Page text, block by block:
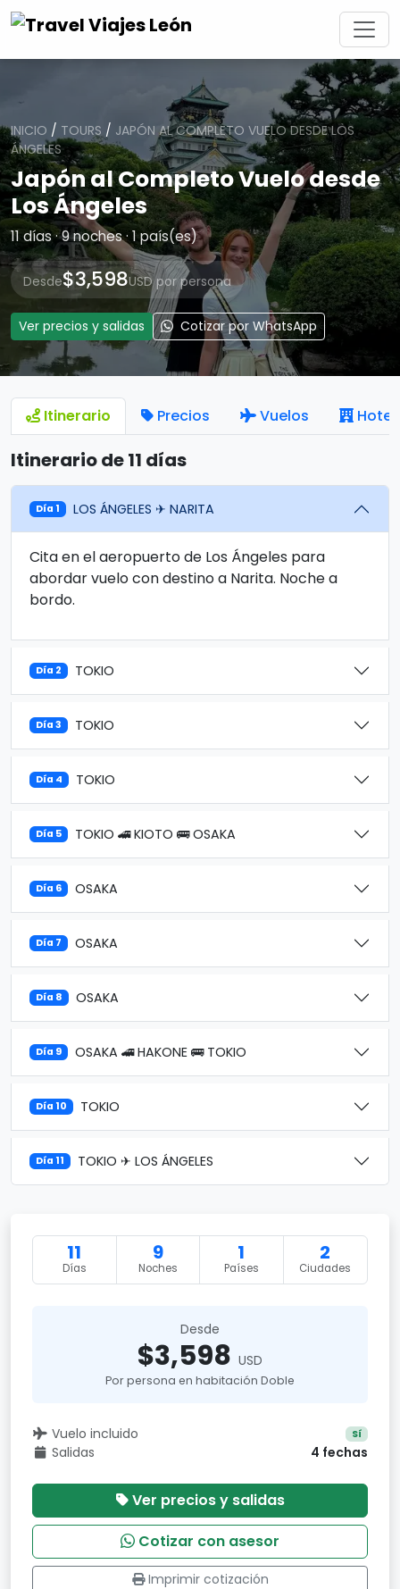
INICIO / TOURS / JAPÓN AL COMPLETO VUELO DESDE LOS
ÁNGELES
Japón al Completo Vuelo desde
Los Ángeles
11 días · 9 noches · 1 país(es)
Desde$3,598USD por persona
Ver precios y salidas Cotizar por WhatsApp
Itinerario Precios Vuelos
Itinerario de 11 días
Día 1 LOS ÁNGELES ✈ NARITA
Cita en el aeropuerto de Los Ángeles para
abordar vuelo con destino a Narita. Noche a
bordo.
Día 2 TOKIO
Día 3 TOKIO
Día 4 TOKIO
Día 5 TOKIO 🚄 KIOTO 🚌 OSAKA
Día 6 OSAKA
Día 7 OSAKA
Día 8 OSAKA
Día 9 OSAKA 🚄 HAKONE 🚌 TOKIO
Día 10 TOKIO
Día 11 TOKIO ✈ LOS ÁNGELES
11
Días
9
Noches
1
Países
2
Ciudades
Desde
$3,598 USD
Por persona en habitación Doble
Vuelo incluido Sí
Salidas 4 fechas
Ver precios y salidas
Cotizar con asesor
Imprimir cotización